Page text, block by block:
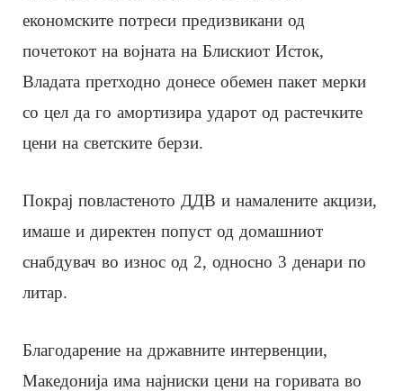
економските потреси предизвикани од
почетокот на војната на Блискиот Исток,
Владата претходно донесе обемен пакет мерки
со цел да го амортизира ударот од растечките
цени на светските берзи.
Покрај повластеното ДДВ и намалените акцизи,
имаше и директен попуст од домашниот
снабдувач во износ од 2, односно 3 денари по
литар.
Благодарение на државните интервенции,
Македонија има најниски цени на горивата во